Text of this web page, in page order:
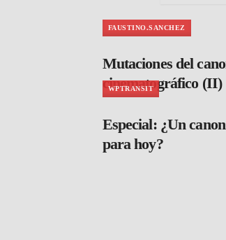
FAUSTINO.SANCHEZ
Mutaciones del
cinematográfico (II)
WPTRANSIT
Especial: ¿Un
para hoy?